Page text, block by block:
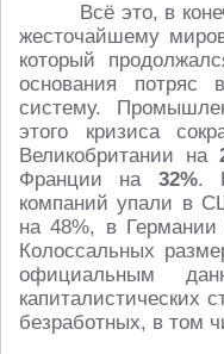
Всё это, в
жесточайшему
который
основания потряс
систему.
этого кризиса
Великобритании на
Франции на 32%.
компаний упали в
на 48%, в
Колоссальных
официальным
капиталистических
безработных, в том